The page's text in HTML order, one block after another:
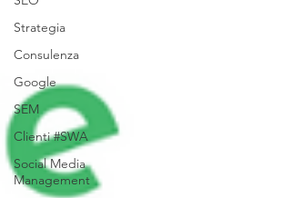
Strategia
Consulenza
Google
SEM
Clienti #SWA
Social Media
Management